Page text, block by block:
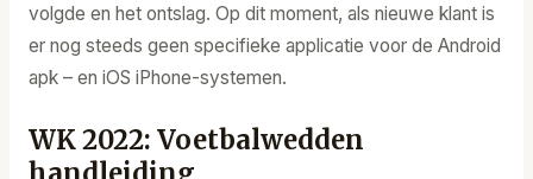
volgde en het ontslag. Op dit moment, als nieuwe klant is
er nog steeds geen specifieke applicatie voor de Android
apk – en iOS iPhone-systemen.
WK 2022: Voetbalwedden